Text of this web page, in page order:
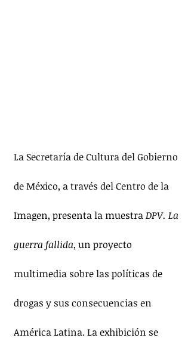
La Secretaría de Cultura del Gobierno
de México, a través del Centro de la
Imagen, presenta la muestra DPV. La
guerra fallida, un proyecto
multimedia sobre las políticas de
drogas y sus consecuencias en
América Latina. La exhibición se